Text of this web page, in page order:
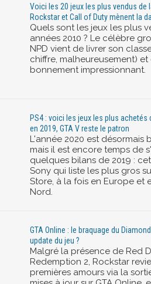
Voici les 20 jeux les plus vendus de
Rockstar et Call of Duty mènent la
Quels sont les jeux les plus
années 2010 ? Le célèbre
NPD vient de livrer son
chiffre, malheureusement)
bonnement impressionnant.
PS4 : voici les jeux les plus achetés
en 2019, GTA V reste le patron
L'année 2020 est désormais
mais il est encore temps de
quelques bilans de 2019 :
Sony qui liste les plus gros
Store, à la fois en Europe et
Nord.
GTA Online : le braquage du
update du jeu ?
Malgré la présence de Red
Redemption 2, Rockstar
premières amours via la